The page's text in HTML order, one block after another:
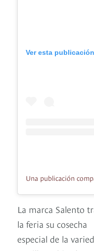
Ver esta
La marca Salento
la feria su cosecha
especial de la